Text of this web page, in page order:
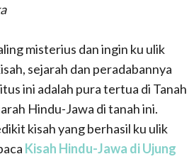
misterius dan ingin ku ulik
sejarah dan peradabannya
ini adalah pura tertua di Tanah
Hindu-Jawa di tanah ini.
kisah yang berhasil ku ulik
Kisah Hindu-Jawa di Ujung